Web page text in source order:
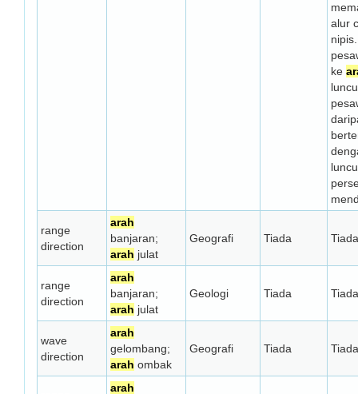
alur
ke
range
direction
arah
banjaran;
arah julat
Geografi Tiada Tiada
range
direction
arah
banjaran;
arah julat
Geologi Tiada Tiada
wave
direction
arah
gelombang;
arah ombak
Geografi Tiada Tiada
arah